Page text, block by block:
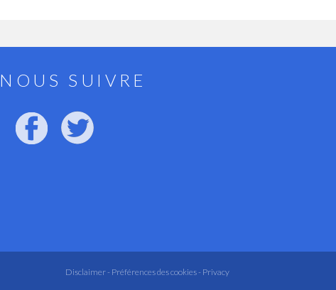
NOUS SUIVRE
Privacy
Préférences des cookies -
Disclaimer -